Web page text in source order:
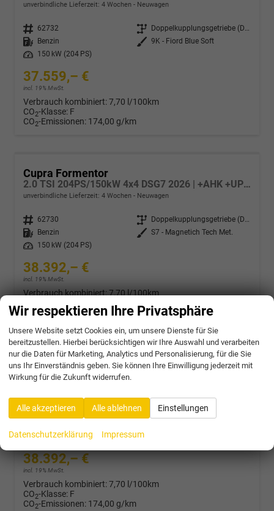
unverbindliche Lieferzeit: 4 Wochen Neuwagen
Fahrzeugnr. 62732 Getriebe
Doppelkupplungsgetriebe (DSG)
Kraftstoff
Benzin Außenfarbe 9K - Fiord Blue Soft
Leistung
150 kW (204 PS)
37.559,– €
incl. 19% MwSt.
Verbrauch kombiniert:7,70 l/100km
CO2-Klasse: F
CO2-Emissionen: 174,00 g/km
Cupra Formentor
2.0 TSI 204PS/150kW 4x4 DSG7 2026 | +AHK +UPGRADE-Paket +Immersive +5-Jahre Erw. Garantie
unverbindliche Lieferzeit: 4 Wochen Neuwagen
Fahrzeugnr. 62730 Getriebe
Doppelkupplungsgetriebe (DSG)
Kraftstoff
Benzin Außenfarbe S7 - Magnetich Tech Met.
Leistung
150 kW (204 PS)
38.392,– €
incl. 19% MwSt.
Verbrauch kombiniert:7,70 l/100km
CO 2-Emissionen: 174,00 g/km
Cupra Formentor
Fahrzeugnr. 62731
Leistung
150 kW (204 PS)
38.392,– €
incl. 19% MwSt.
Verbrauch kombiniert:7,70 l/100km
CO2-Klasse: F
CO2-Emissionen: 174,00 g/km
Wir respektieren Ihre Privatsphäre
Unsere Website setzt Cookies ein, um unsere Dienste für Sie
bereitzustellen. Hierbei berücksichtigen wir Ihre Auswahl und verarbeiten
nur die Daten für Marketing, Analytics und Personalisierung, für die Sie
uns Ihr Einverständnis geben. Sie können Ihre Einwilligung jederzeit mit
Wirkung für die Zukunft widerrufen.
Alle akzeptieren Alle ablehnen Einstellungen
Datenschutzerklärung Impressum